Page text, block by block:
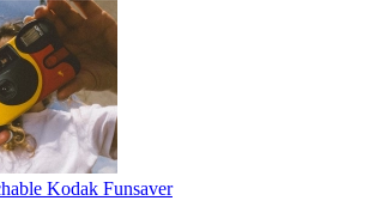
Kodak Funsaver